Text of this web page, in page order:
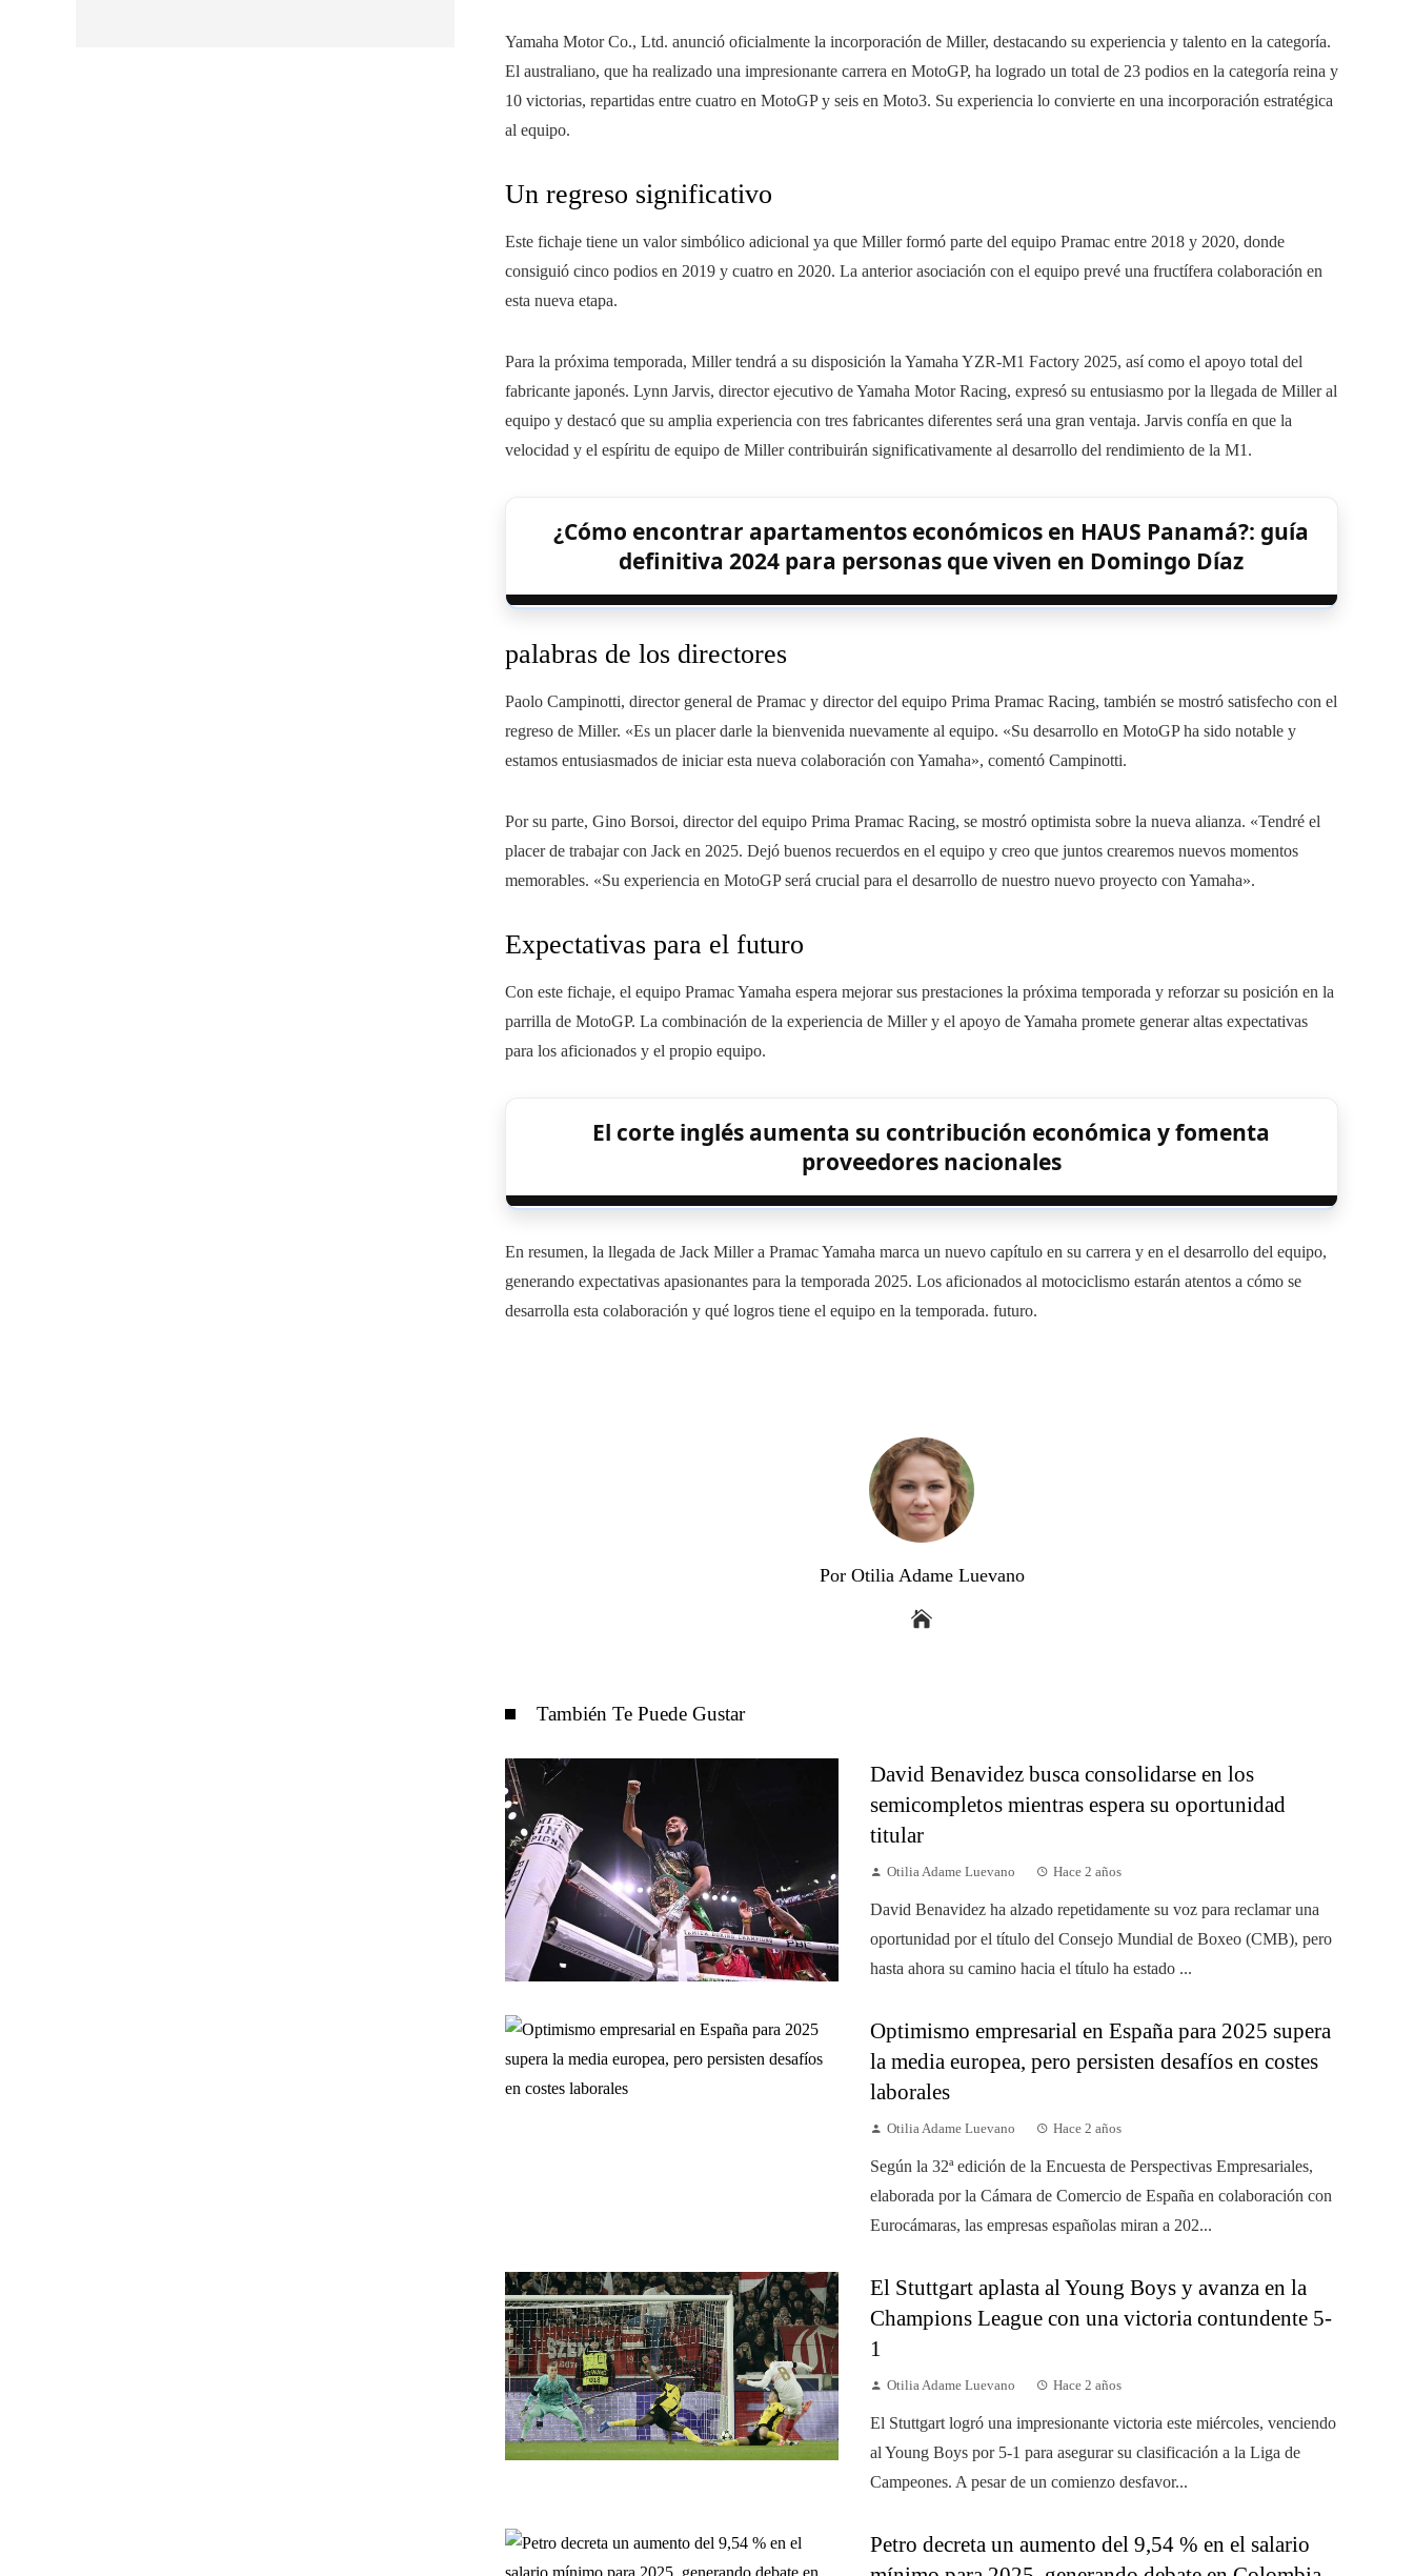
Yamaha Motor Co., Ltd. anunció oficialmente la incorporación de Miller, destacando su experiencia y talento en la categoría.
El australiano, que ha realizado una impresionante carrera en MotoGP, ha logrado un total de 23 podios en la categoría reina y
10 victorias, repartidas entre cuatro en MotoGP y seis en Moto3. Su experiencia lo convierte en una incorporación estratégica
al equipo.
Un regreso significativo
Este fichaje tiene un valor simbólico adicional ya que Miller formó parte del equipo Pramac entre 2018 y 2020, donde
consiguió cinco podios en 2019 y cuatro en 2020. La anterior asociación con el equipo prevé una fructífera colaboración en
esta nueva etapa.
Para la próxima temporada, Miller tendrá a su disposición la Yamaha YZR-M1 Factory 2025, así como el apoyo total del
fabricante japonés. Lynn Jarvis, director ejecutivo de Yamaha Motor Racing, expresó su entusiasmo por la llegada de Miller al
equipo y destacó que su amplia experiencia con tres fabricantes diferentes será una gran ventaja. Jarvis confía en que la
velocidad y el espíritu de equipo de Miller contribuirán significativamente al desarrollo del rendimiento de la M1.
¿Cómo encontrar apartamentos económicos en HAUS Panamá?: guía
definitiva 2024 para personas que viven en Domingo Díaz
palabras de los directores
Paolo Campinotti, director general de Pramac y director del equipo Prima Pramac Racing, también se mostró satisfecho con el
regreso de Miller. «Es un placer darle la bienvenida nuevamente al equipo. «Su desarrollo en MotoGP ha sido notable y
estamos entusiasmados de iniciar esta nueva colaboración con Yamaha», comentó Campinotti.
Por su parte, Gino Borsoi, director del equipo Prima Pramac Racing, se mostró optimista sobre la nueva alianza. «Tendré el
placer de trabajar con Jack en 2025. Dejó buenos recuerdos en el equipo y creo que juntos crearemos nuevos momentos
memorables. «Su experiencia en MotoGP será crucial para el desarrollo de nuestro nuevo proyecto con Yamaha».
Expectativas para el futuro
Con este fichaje, el equipo Pramac Yamaha espera mejorar sus prestaciones la próxima temporada y reforzar su posición en la
parrilla de MotoGP. La combinación de la experiencia de Miller y el apoyo de Yamaha promete generar altas expectativas
para los aficionados y el propio equipo.
El corte inglés aumenta su contribución económica y fomenta
proveedores nacionales
En resumen, la llegada de Jack Miller a Pramac Yamaha marca un nuevo capítulo en su carrera y en el desarrollo del equipo,
generando expectativas apasionantes para la temporada 2025. Los aficionados al motociclismo estarán atentos a cómo se
desarrolla esta colaboración y qué logros tiene el equipo en la temporada. futuro.
Por Otilia Adame Luevano
También Te Puede Gustar
David Benavidez busca consolidarse en los
semicompletos mientras espera su oportunidad
titular
Otilia Adame Luevano Hace 2 años
David Benavidez ha alzado repetidamente su voz para reclamar una
oportunidad por el título del Consejo Mundial de Boxeo (CMB), pero
hasta ahora su camino hacia el título ha estado ...
Optimismo empresarial en España para 2025 supera
la media europea, pero persisten desafíos en costes
laborales
Otilia Adame Luevano Hace 2 años
Según la 32ª edición de la Encuesta de Perspectivas Empresariales,
elaborada por la Cámara de Comercio de España en colaboración con
Eurocámaras, las empresas españolas miran a 202...
El Stuttgart aplasta al Young Boys y avanza en la
Champions League con una victoria contundente 5-
1
Otilia Adame Luevano Hace 2 años
El Stuttgart logró una impresionante victoria este miércoles, venciendo
al Young Boys por 5-1 para asegurar su clasificación a la Liga de
Campeones. A pesar de un comienzo desfavor...
Petro decreta un aumento del 9,54 % en el salario